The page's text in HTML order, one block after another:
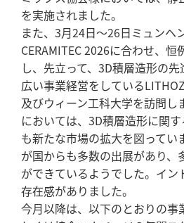
を実施されました。
また、3月24日～26日ミュンヘ
CERAMITEC 2026に合わせ、
し、先立って、3D積層造形の
広い事業経営をしている
及びウィーン工科大学を訪問し
においては、3D積層造形に関
も新たな市場の拡大を図ってい
が国からも多数の出展があり、
ができているようでした。イン
存在感がありました。
今月以降は、以下のとおりの事